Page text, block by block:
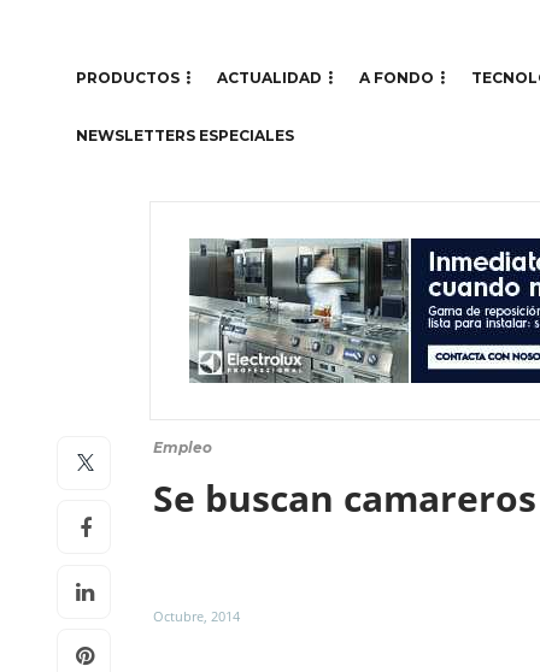
PRODUCTOS ACTUALIDAD A FONDO
NEWSLETTERS ESPECIALES
Empleo
Se buscan
Octubre, 2014